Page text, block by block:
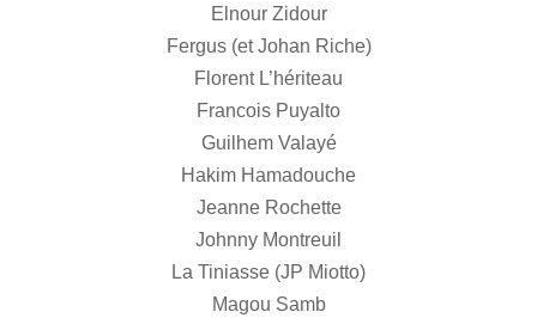
Elnour Zidour
Fergus (et Johan Riche)
Florent L’hériteau
Francois Puyalto
Guilhem Valayé
Hakim Hamadouche
Jeanne Rochette
Johnny Montreuil
La Tiniasse (JP Miotto)
Magou Samb